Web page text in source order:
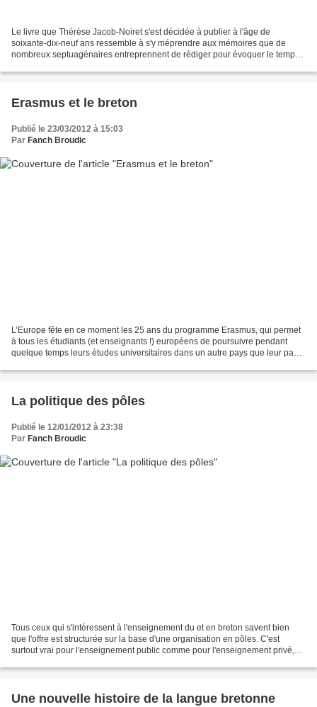
Le livre que Thérèse Jacob-Noiret s'est décidée à publier à l'âge de
soixante-dix-neuf ans ressemble à s'y méprendre aux mémoires que de
nombreux septuagénaires entreprennent de rédiger pour évoquer le temps
Erasmus et le breton
Publié le 23/03/2012 à 15:03
Par Fanch Broudic
L’Europe fête en ce moment les 25 ans du programme Erasmus, qui permet
à tous les étudiants (et enseignants !) européens de poursuivre pendant
quelque temps leurs études universitaires dans un autre pays que leur pays
La politique des pôles
Publié le 12/01/2012 à 23:38
Par Fanch Broudic
Tous ceux qui s'intéressent à l'enseignement du et en breton savent bien
que l'offre est structurée sur la base d'une organisation en pôles. C'est
surtout vrai pour l'enseignement public comme pour l'enseignement privé,
Une nouvelle histoire de la langue bretonne